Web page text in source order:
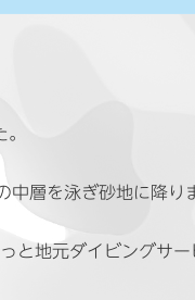
層を泳ぎ砂地に降り
と地元ダイビングサ